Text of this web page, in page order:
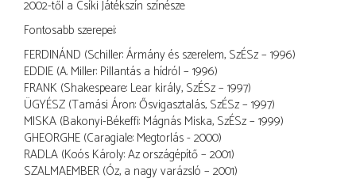
2002-től a Csíki Játékszín színésze
Fontosabb szerepei:
FERDINÁND (Schiller: Ármány és szerelem, SzÉSz – 1996)
EDDIE (A. Miller: Pillantás a hídról – 1996)
FRANK (Shakespeare: Lear király, SzÉSz – 1997)
ÜGYÉSZ (Tamási Áron: Ősvigasztalás, SzÉSz – 1997)
MISKA (Bakonyi-Békeffi: Mágnás Miska, SzÉSz – 1999)
GHEORGHE (Caragiale: Megtorlás - 2000)
RADLA (Koós Károly: Az országépítő – 2001)
SZALMAEMBER (Óz, a nagy varázsló – 2001)